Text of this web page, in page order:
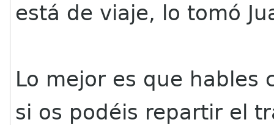
está de viaje, lo tomó
Lo mejor es que hables
si os podéis repartir el